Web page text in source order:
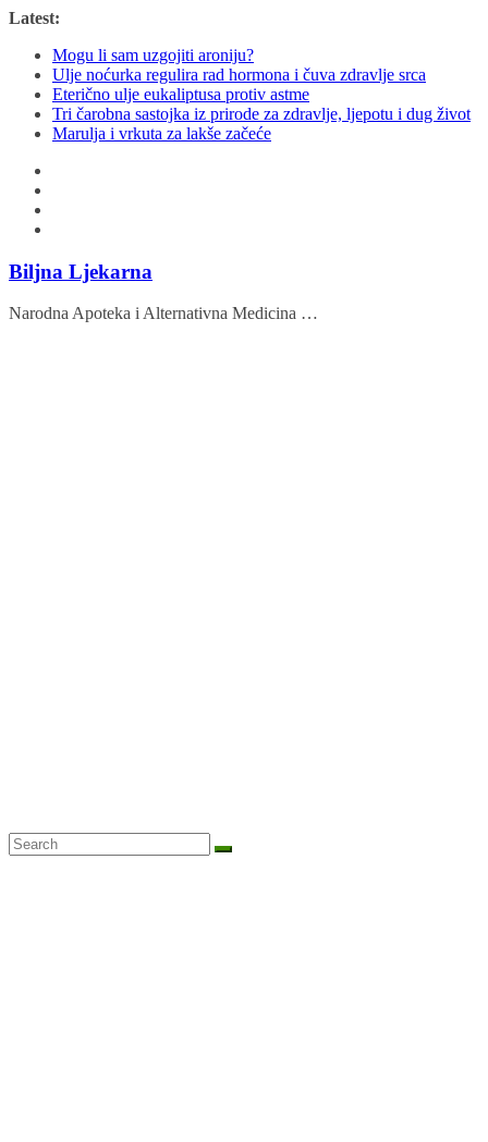
Skip
content
Latest:
Mogu li sam uzgojiti aroniju?
Ulje noćurka regulira rad hormona i čuva zdravlje srca
Eterično ulje eukaliptusa protiv astme
Tri čarobna sastojka iz prirode za zdravlje, ljepotu i dug život
Marulja i vrkuta za lakše začeće
Biljna Ljekarna
Narodna Apoteka i Alternativna Medicina …